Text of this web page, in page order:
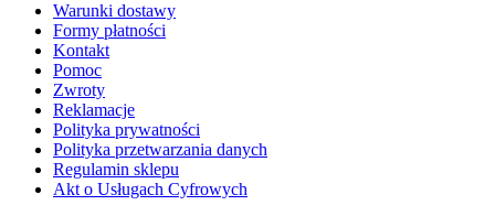
Warunki dostawy
Formy płatności
Kontakt
Pomoc
Zwroty
Reklamacje
Polityka prywatności
Polityka przetwarzania danych
Regulamin sklepu
Akt o Usługach Cyfrowych